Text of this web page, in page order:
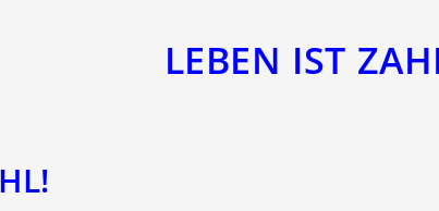
LEBEN IST